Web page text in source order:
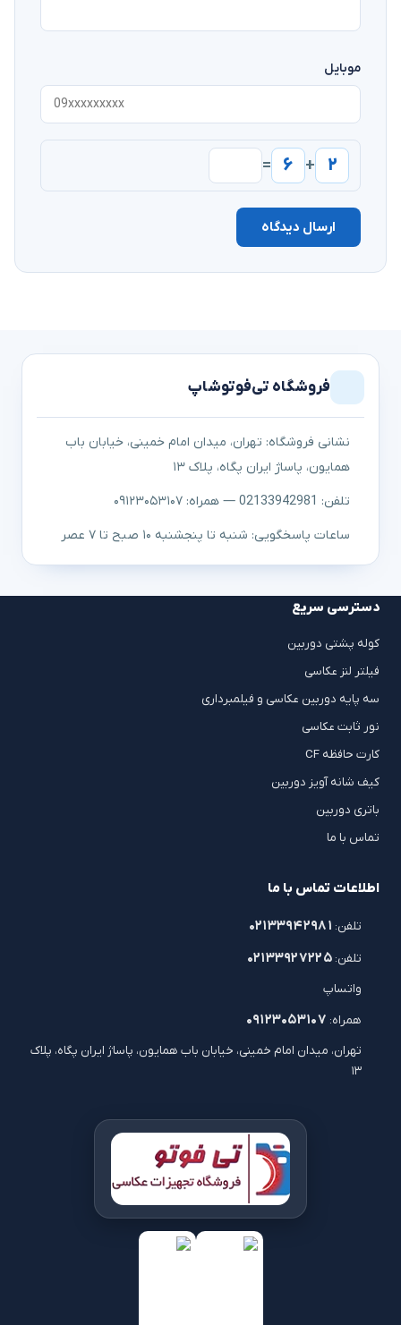
موبایل
۲ + ۶ =
ارسال دیدگاه
فروشگاه تی‌فوتوشاپ
نشانی فروشگاه: تهران، میدان امام خمینی، خیابان باب
همایون، پاساژ ایران پگاه، پلاک ۱۳
تلفن: 02133942981 — همراه: ۰۹۱۲۳۰۵۳۱۰۷
ساعات پاسخگویی: شنبه تا پنجشنبه ۱۰ صبح تا ۷ عصر
دسترسی سریع
کوله پشتی دوربین
فیلتر لنز عکاسی
سه پایه دوربین عکاسی و فیلمبرداری
نور ثابت عکاسی
کارت حافظه CF
کیف شانه آویز دوربین
باتری دوربین
تماس با ما
اطلاعات تماس با ما
تلفن: ۰۲۱۳۳۹۴۲۹۸۱
تلفن: ۰۲۱۳۳۹۲۷۲۲۵
واتساپ
همراه: ۰۹۱۲۳۰۵۳۱۰۷
تهران، میدان امام خمینی، خیابان باب همایون، پاساژ ایران پگاه، پلاک
۱۳